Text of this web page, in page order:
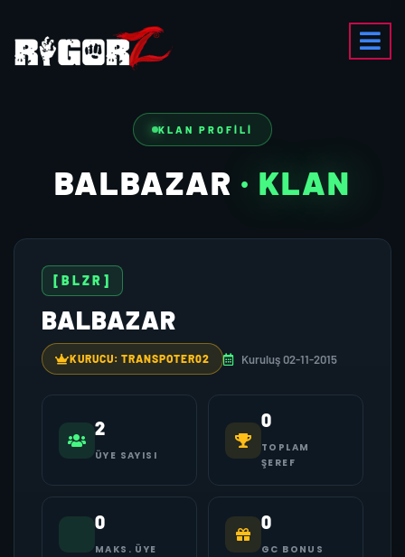
KLAN PROFILI
BALBAZAR · KLAN
[BLZR]
BALBAZAR
KURUCU: TRANSPOTER02 Kuruluş 02-11-2015
2
ÜYE SAYISI
0
TOPLAM
ŞEREF
0
MAKS. ÜYE
0
GC BONUS